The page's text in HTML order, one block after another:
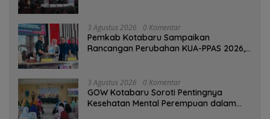
3 Agustus 2026 0 Komentar
Pemkab Kotabaru Sampaikan
Rancangan Perubahan KUA-PPAS 2026,
3 Agustus 2026 0 Komentar
GOW Kotabaru Soroti Pentingnya
Kesehatan Mental Perempuan dalam